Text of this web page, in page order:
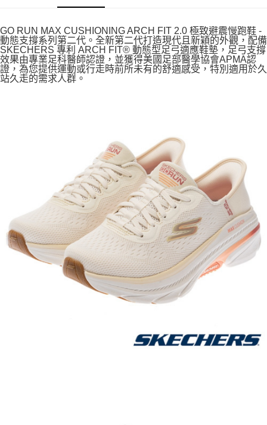
GO RUN MAX CUSHIONING ARCH FIT 2.0 極致避震慢跑鞋 -
動態支撐系列第二代。全新第二代打造現代且新穎的外觀，配備
SKECHERS 專利 ARCH FIT® 動態型足弓適應鞋墊，足弓支撐
效果由專業足科醫師認證，並獲得美國足部醫學協會APMA認
證，為您提供運動或行走時前所未有的舒適感受，特別適用於久
站久走的需求人群。